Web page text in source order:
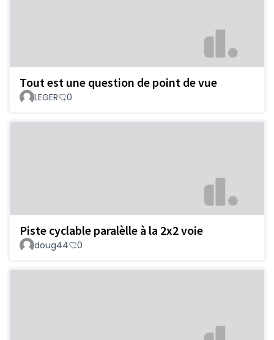
Tout est une question de point de vue
LEGER 0
Piste cyclable paralèlle à la 2x2 voie
doug44 0